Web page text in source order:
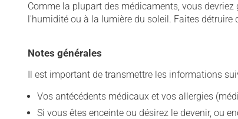
Comme la plupart des médicaments, vous
l'humidité ou à la lumière du soleil. Faites
Notes générales
Il est important de transmettre les informations
Vos antécédents médicaux et vos allergies
Si vous êtes enceinte ou désirez le devenir, ou